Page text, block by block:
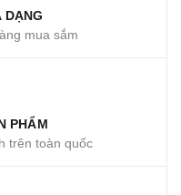
DẠNG
mua sắm
PHẨM
trên toàn quốc